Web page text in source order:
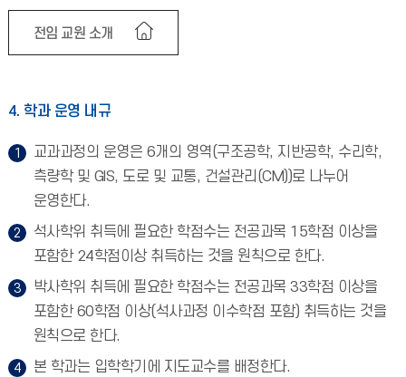
전임 교원 소개
4. 학과 운영 내규
교과과정의 운영은 6개의 영역(구조공학, 지반공학, 수리학,
측량학 및 GIS, 도로 및 교통, 건설관리(CM))로 나누어
운영한다.
석사학위 취득에 필요한 학점수는 전공과목 15학점 이상을
포함한 24학점이상 취득하는 것을 원칙으로 한다.
박사학위 취득에 필요한 학점수는 전공과목 33학점 이상을
포함한 60학점 이상(석사과정 이수학점 포함) 취득하는 것을
원칙으로 한다.
본 학과는 입학학기에 지도교수를 배정한다.